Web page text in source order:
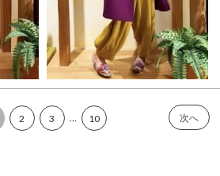
2 3 … 10 次へ